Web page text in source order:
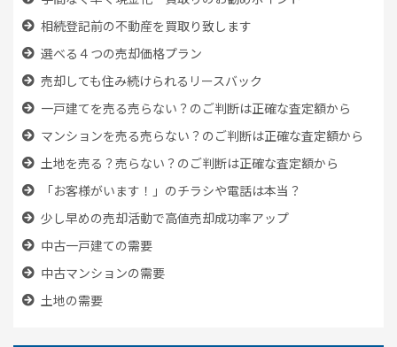
相続登記前の不動産を買取り致します
選べる４つの売却価格プラン
売却しても住み続けられるリースバック
一戸建てを売る売らない？のご判断は正確な査定額から
マンションを売る売らない？のご判断は正確な査定額から
土地を売る？売らない？のご判断は正確な査定額から
「お客様がいます！」のチラシや電話は本当？
少し早めの売却活動で高値売却成功率アップ
中古一戸建ての需要
中古マンションの需要
土地の需要